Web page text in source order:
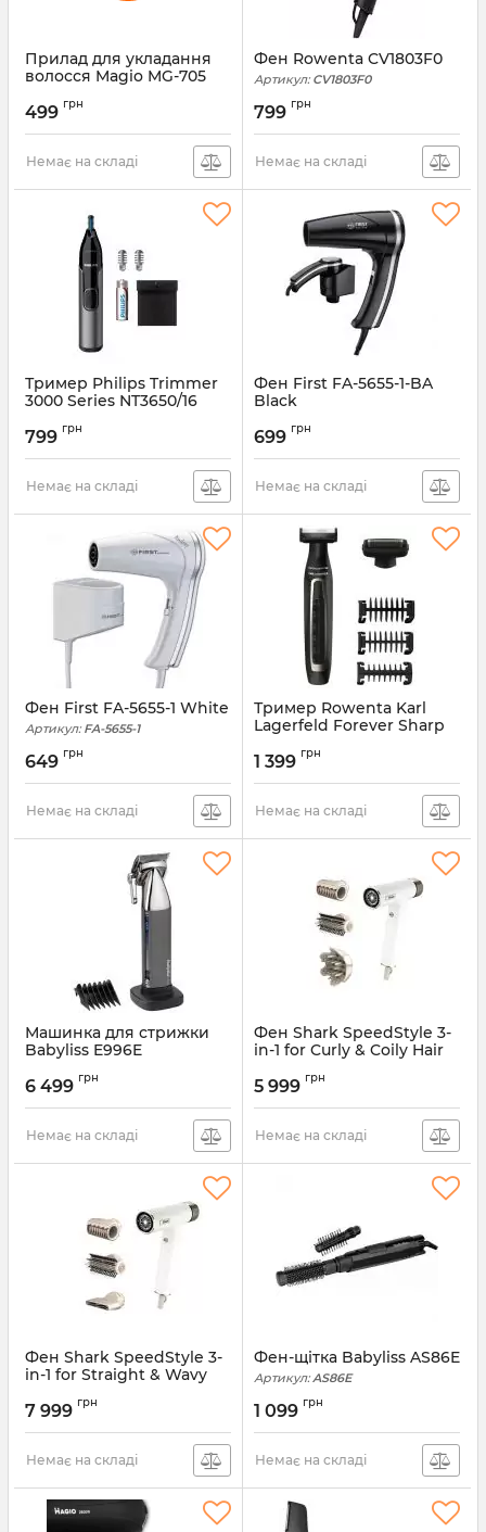
Прилад для укладання
волосся Magio MG-705
499 грн
Немає на складі
Фен Rowenta CV1803F0
Артикул: CV1803F0
799 грн
Немає на складі
Тример Philips Trimmer
3000 Series NT3650/16
799 грн
Немає на складі
Фен First FA-5655-1-BA
Black
699 грн
Немає на складі
Фен First FA-5655-1 White
Артикул: FA-5655-1
649 грн
Немає на складі
Тример Rowenta Karl
Lagerfeld Forever Sharp
Артикул:
1 399 грн
Немає на складі
Машинка для стрижки
Babyliss E996E
6 499 грн
Немає на складі
Фен Shark SpeedStyle 3-
in-1 for Curly & Coily Hair
Артикул:
5 999 грн
Немає на складі
Фен Shark SpeedStyle 3-
in-1 for Straight & Wavy
Артикул: HD333EU
7 999 грн
Немає на складі
Фен-щітка Babyliss AS86E
Артикул: AS86E
1 099 грн
Немає на складі